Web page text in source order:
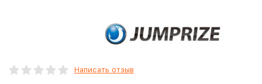
Написать отзыв